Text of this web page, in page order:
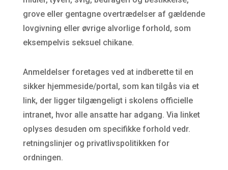
grove eller gentagne overtrædelser af gældende
lovgivning eller øvrige alvorlige forhold, som
eksempelvis seksuel chikane.
Anmeldelser foretages ved at indberette til en
sikker hjemmeside/portal, som kan tilgås via et
link, der ligger tilgængeligt i skolens officielle
intranet, hvor alle ansatte har adgang. Via linket
oplyses desuden om specifikke forhold vedr.
retningslinjer og privatlivspolitikken for
ordningen.